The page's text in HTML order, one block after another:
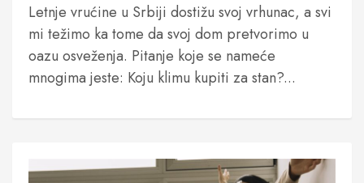
Letnje vrućine u Srbiji dostižu svoj vrhunac, a svi
mi težimo ka tome da svoj dom pretvorimo u
oazu osveženja. Pitanje koje se nameće
mnogima jeste: Koju klimu kupiti za stan?...